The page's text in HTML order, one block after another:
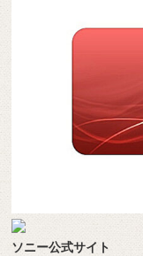
ソニー公式サイト